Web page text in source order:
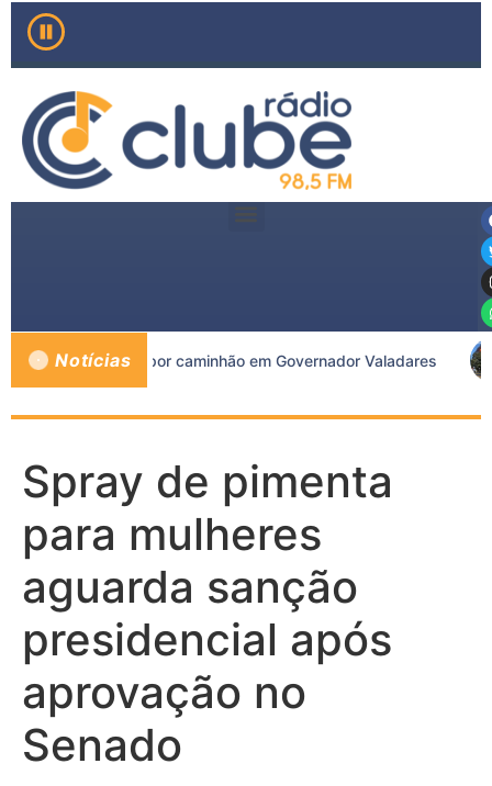
Notícias
ser atropelada por caminhão em Governador Valadares
Spray de pimenta
para mulheres
aguarda sanção
presidencial após
aprovação no
Senado